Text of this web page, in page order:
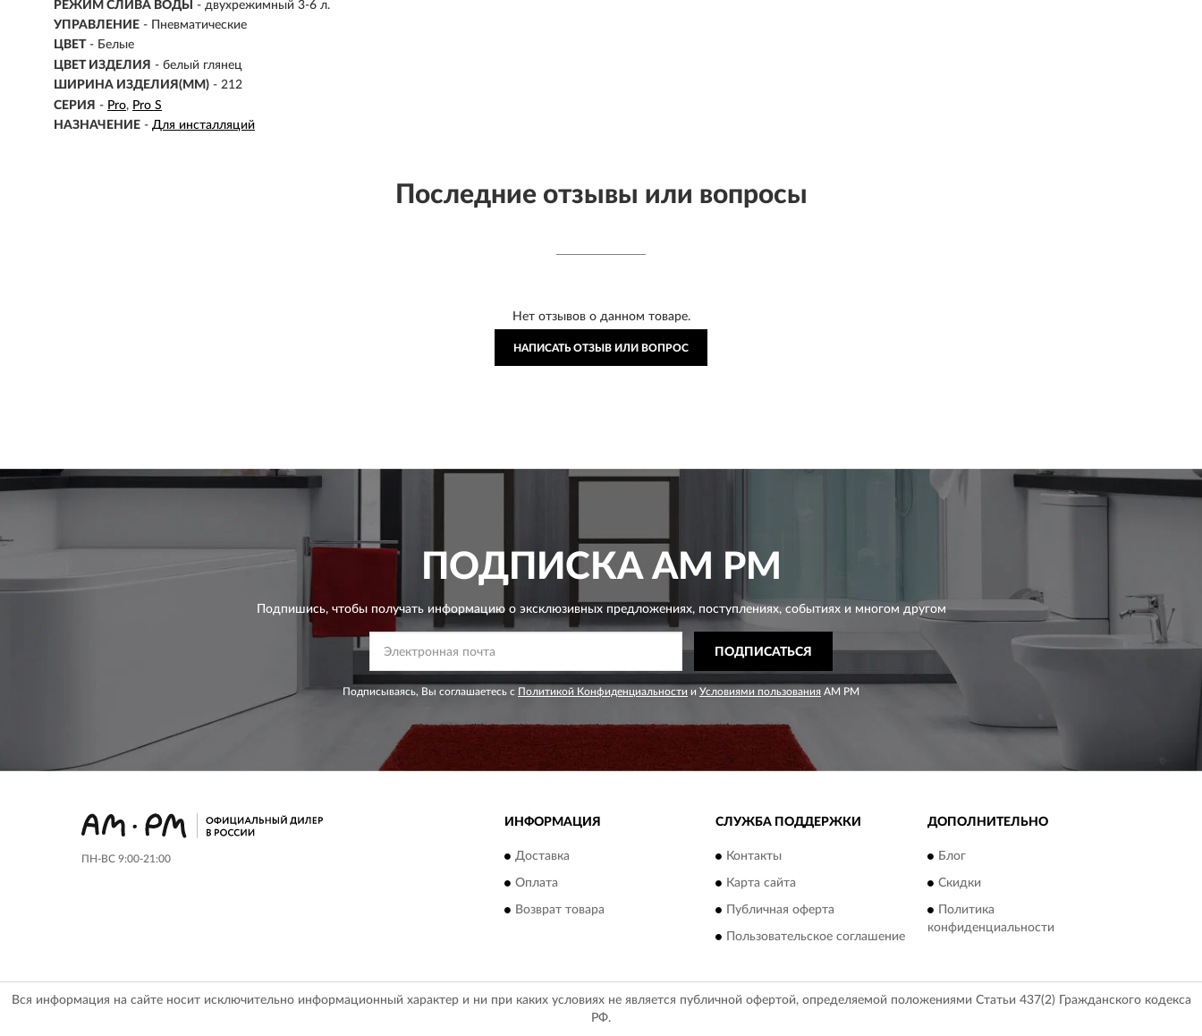
РЕЖИМ СЛИВА ВОДЫ
- двухрежимный 3-6 л.
УПРАВЛЕНИЕ - Пневматические
ЦВЕТ - Белые
ЦВЕТ ИЗДЕЛИЯ - белый глянец
ШИРИНА ИЗДЕЛИЯ(ММ) - 212
СЕРИЯ - Pro
Pro S
НАЗНАЧЕНИЕ - Для инсталляций
Последние отзывы или вопросы
Нет отзывов о данном товаре.
НАПИСАТЬ ОТЗЫВ ИЛИ ВОПРОС
ПОДПИСКАAM PM
Подпишись, чтобы получать информацию о эксклюзивных предложениях,поступлениях, событиях и многом другом
ПОДПИСАТЬСЯ
Подписываясь, Вы соглашаетесь с Политикой Конфиденциальности и Условиями пользования AM PM
ПН-ВС 9:00-21:00
ИНФОРМАЦИЯ
Доставка
Оплата
Возврат товара
СЛУЖБА ПОДДЕРЖКИ
Контакты
Карта сайта
Публичная оферта
Пользовательское соглашение
ДОПОЛНИТЕЛЬНО
Блог
Скидки
Политика
конфиденциальности
Вся информация на сайте носит исключительно информационный характер и ни при каких условиях не является публичной офертой, определяемой положениями Статьи 437(2) Гражданского кодекса
РФ.